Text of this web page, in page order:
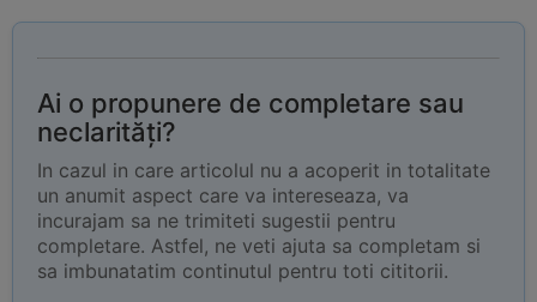
Ai o propunere de completare sau
neclarități?
In cazul in care articolul nu a acoperit in totalitate
un anumit aspect care va intereseaza, va
incurajam sa ne trimiteti sugestii pentru
completare. Astfel, ne veti ajuta sa completam si
sa imbunatatim continutul pentru toti cititorii.